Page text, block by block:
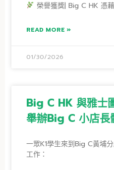
榮譽獲獎| Big C HK 憑
READ MORE »
01/30/2026
Big C HK 與雅士
舉辦Big C 小店長
一眾K1學生來到Big C黃埔
工作：